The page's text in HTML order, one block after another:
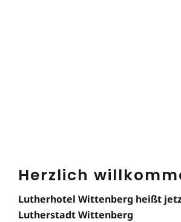
Herzlich
Lutherhotel Wittenberg heißt
Lutherstadt Wittenberg